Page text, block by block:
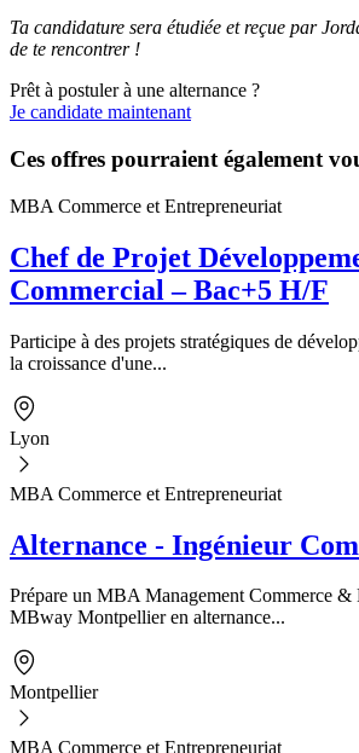
Ta candidature sera étudiée et reçue par
de te rencontrer !
Prêt à postuler à une alternance ?
Je candidate maintenant
Ces offres pourraient également
MBA Commerce et Entrepreneuriat
Chef de Projet
Commercial – Bac+5 H/F
Participe à des projets stratégiques de
la croissance d'une...
Lyon
MBA Commerce et Entrepreneuriat
Alternance - Ingénieur
Prépare un MBA Management Commerce &
MBway Montpellier en alternance...
Montpellier
MBA Commerce et Entrepreneuriat